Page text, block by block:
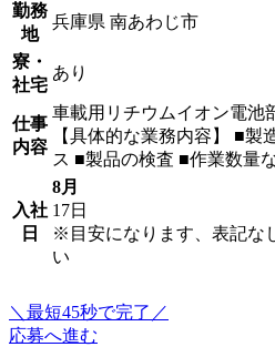
勤務
地
兵庫県 南あわじ市
寮・
社宅
あり
仕事
内容
車載用リチウムイオン電池
【具体的な業務内容】 ■製
ス ■製品の検査 ■作業数量
入社
日
8月
17日
※目安になります、表記な
い
＼最短45秒で完了／
応募へ進む